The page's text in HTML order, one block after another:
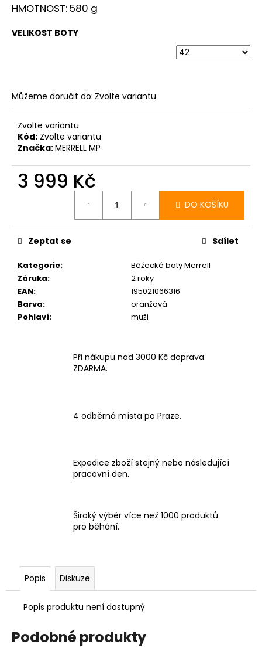
HMOTNOST: 580 g
VELIKOST BOTY
Můžeme doručit do: Zvolte variantu
Zvolte variantu
Kód: Zvolte variantu
Značka:MERRELL MP
3 999 Kč
DO KOŠÍKU
Kategorie:
Běžecké boty Merrell
Záruka:
2 roky
EAN:
195021066316
Barva:
oranžová
Pohlaví: muži
Zeptat se Sdílet
Při nákupu nad 3000 Kč doprava
ZDARMA.
4 odběrná místa po Praze.
Expedice zboží stejný nebo následující
pracovní den.
Široký výběr více než 1000 produktů
pro běhání.
Popis Diskuze
Popis produktu není dostupný
Podobné produkty